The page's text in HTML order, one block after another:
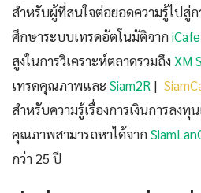
สำหรับผู้ที่สนใจต่อยอดความรู้ไปสู่ก
ศึกษาระบบเทรดอัตโนมัติจาก
สูงในการวิเคราะห์ตลาดรวมถึง XM
เทรดคุณภาพและ Siam2R |
สำหรับความรู้เรื่องการเงินการลง
คุณภาพสามารถหาได้จาก
กว่า 25 ปี